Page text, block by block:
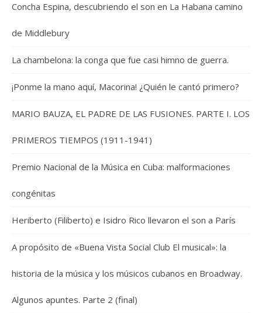
Concha Espina, descubriendo el son en La Habana camino
de Middlebury
La chambelona: la conga que fue casi himno de guerra.
¡Ponme la mano aquí, Macorina! ¿Quién le cantó primero?
MARIO BAUZA, EL PADRE DE LAS FUSIONES. PARTE I. LOS
PRIMEROS TIEMPOS (1911-1941)
Premio Nacional de la Música en Cuba: malformaciones
congénitas
Heriberto (Filiberto) e Isidro Rico llevaron el son a París
A propósito de «Buena Vista Social Club El musical»: la
historia de la música y los músicos cubanos en Broadway.
Algunos apuntes. Parte 2 (final)